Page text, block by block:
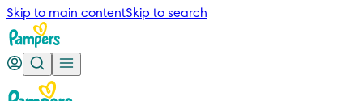
Skip to main contentSkip to search